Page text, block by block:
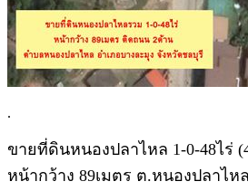
.
ขายที่ดินหนองปลาไหล 1-0-48ไร่
หน้ากว้าง 89เมตร ต.หนองปลาไห